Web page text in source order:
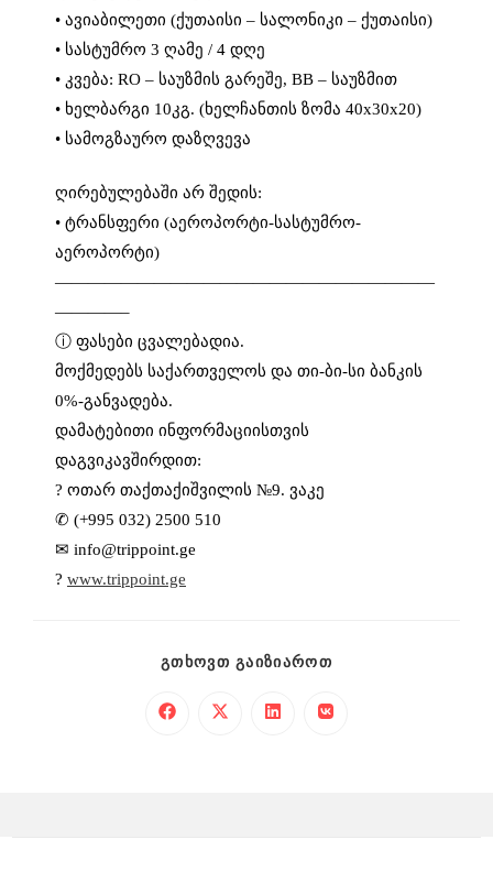
• ავიაბილეთი (ქუთაისი – სალონიკი – ქუთაისი)
• სასტუმრო 3 ღამე / 4 დღე
• კვება: RO – საუზმის გარეშე, BB – საუზმით
• ხელბარგი 10კგ. (ხელჩანთის ზომა 40x30x20)
• სამოგზაურო დაზღვევა
ღირებულებაში არ შედის:
• ტრანსფერი (აეროპორტი-სასტუმრო-
აეროპორტი)
———————————————————————
————–
ⓘ ფასები ცვალებადია.
მოქმედებს საქართველოს და თი-ბი-სი ბანკის
0%-განვადება.
დამატებითი ინფორმაციისთვის
დაგვიკავშირდით:
? ოთარ თაქთაქიშვილის №9. ვაკე
✆ (+995 032) 2500 510
✉ info@trippoint.ge
? www.trippoint.ge
ᲒᲗᲮᲝᲕᲗ ᲒᲐᲘᲖᲘᲐᲠᲝᲗ